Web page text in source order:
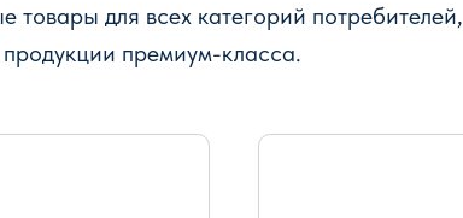
для всех категорий потребителей,
премиум-класса.